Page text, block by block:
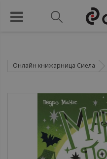
Онлайн книжарница Сиела